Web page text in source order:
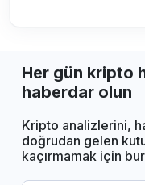
Her gün kripto
haberdar olun
Kripto analizlerini,
doğrudan gelen
kaçırmamak için